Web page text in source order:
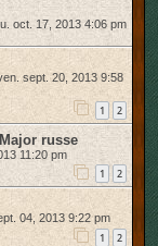
oct. 17, 2013 4:06 pm
sept. 20, 2013 9:58
1 2
russe
11:20 pm
1 2
04, 2013 9:22 pm
1 2